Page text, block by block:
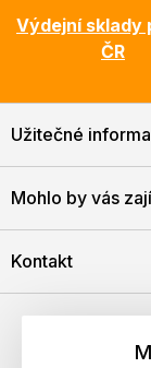
Výdejní sklady
ČR
Užitečné
Mohlo by vás
Kontakt